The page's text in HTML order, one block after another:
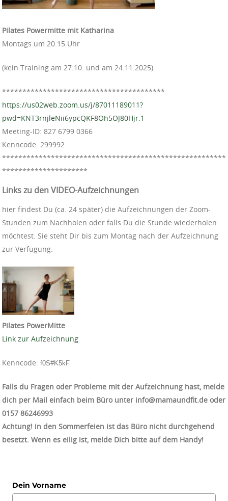
Pilates Powermitte mit Katharina
Montags um 20.15 Uhr
(kein Training am 27.10. und am 24.11.2025)
****************************************
https://us02web.zoom.us/j/87011189011?
pwd=KNT3rnjleNii6ypcQKF8Oh5OJ80Hjr.1
Meeting-ID: 827 6799 0366
Kenncode: 299992
*******************************************************
*********************
Links zu den VIDEO-Aufzeichnungen
hier findest Du (ca. 24 später) die Aufzeichnungen der Zoom-
Stunden zum Nachholen oder falls Du die Stunde wiederholen
möchtest. Sie steht Dir bis zum Montag nach der Aufzeichnung
zur Verfügung.
Pilates PowerMitte
Link zur Aufzeichnung
Kenncode: f0S#K5kF
Falls du Fragen oder Probleme mit der Aufzeichnung hast, melde
dich per Mail einfach beim Büro unter info@mamaundfit.de oder
‭0157 86246993‬
Achtung! in den Sommerfeien ist das Büro nicht durchgehend
besetzt. Wenn es eilig ist, melde Dich bitte auf dem Handy!
Dein Vorname